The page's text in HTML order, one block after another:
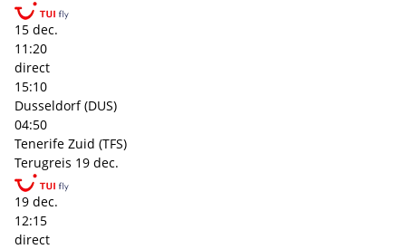
15 dec.
11:20
direct
15:10
Dusseldorf (DUS)
04:50
Tenerife Zuid (TFS)
Terugreis 19 dec.
19 dec.
12:15
direct